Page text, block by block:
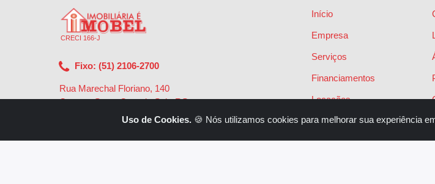
CRECI 166-J
Fixo: (51) 2106-2700
Rua Marechal Floriano, 140
Centro - Santa Cruz do Sul - RS -
Início
Empresa
Serviços
Financiamentos
Locações
Vendas
Uso de Cookies. 🍪 Nós utilizamos cookies para melhorar sua experiência